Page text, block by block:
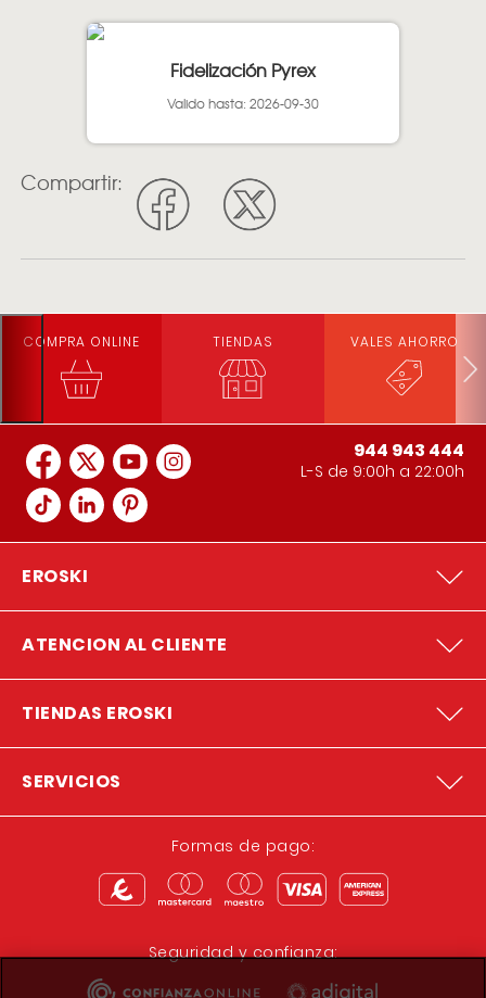
Fidelización Pyrex
Valido hasta: 2026-09-30
Compartir:
COMPRA ONLINE TIENDAS VALES AHORRO
944 943 444
L-S de 9:00h a 22:00h
EROSKI
ATENCION AL CLIENTE
TIENDAS EROSKI
SERVICIOS
Formas de pago:
Seguridad y confianza: